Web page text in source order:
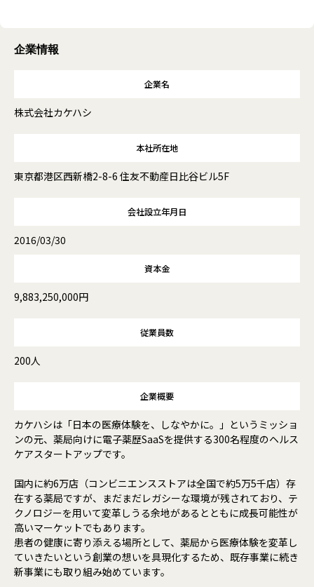
企業情報
企業名
株式会社カケハシ
本社所在地
東京都港区西新橋2-8-6 住友不動産日比谷ビル5F
会社設立年月日
2016/03/30
資本金
9,883,250,000円
従業員数
200人
企業概要
カケハシは「日本の医療体験を、しなやかに。」というミッショ
ンの元、薬局向けに電子薬歴SaaSを提供する300名程度のヘルス
ケアスタートアップです。
国内に約6万店（コンビニエンスストアは全国で約5万5千店）存
在する薬局ですが、まだまだレガシーな環境が残されており、テ
クノロジーを用いて変革しうる余地があるとともに成長可能性が
高いマーケットでもあります。
患者の健康に寄り添える場所として、薬局から医療体験を変革し
ていきたいという創業の想いを具現化するため、既存事業に続き
新事業にも取り組み始めています。